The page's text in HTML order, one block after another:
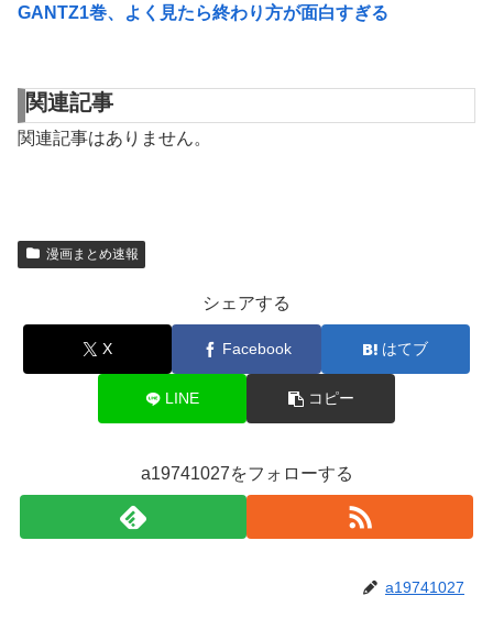
GANTZ1巻、よく見たら終わり方が面白すぎる
関連記事
関連記事はありません。
漫画まとめ速報
シェアする
X Facebook はてブ
LINE コピー
a19741027をフォローする
a19741027